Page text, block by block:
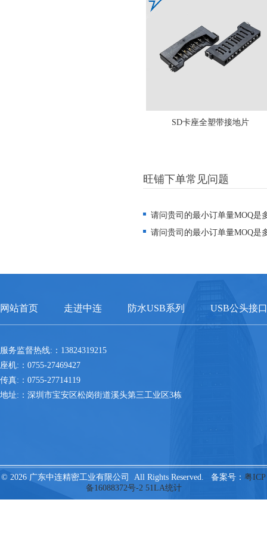
SD卡座全塑带接地片
旺铺下单常见问题
请问贵司的最小订单量MOQ是
请问贵司的最小订单量MOQ是
网站首页 走进中连 防水USB系列 USB公头接口
服务监督热线:：13824319215
座机:：0755-27469427
传真:：0755-27714119
地址:：深圳市宝安区松岗街道溪头第三工业区3栋
© 2026 广东中连精密工业有限公司 All Rights Reserved. 备案号： 粤ICP
备16088372号-2 51LA统计